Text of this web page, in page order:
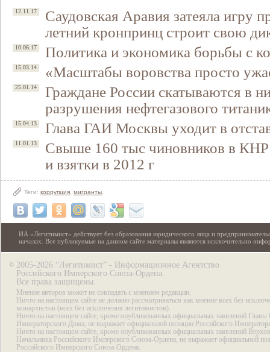
12.11.17
Саудовская Аравия затеяла игру
летний кронпринц строит свою
10.06.17 Политика и экономика борьбы с
15.03.14 «Масштабы воровства просто
25.01.14
Граждане России скатываются в
разрушения нефтегазового
15.04.13 Глава ГАИ Москвы уходит в
11.01.13
Свыше 160 тыс чиновников в КНР
и взятки в 2012 г
Теги: коррупция мигранты
ИА «Легитимист» действует без образования юридического лица и
началах. Все публикуемые на данном сайте материалы являются исключительно
© 2005-2026 “Легитимист” - Информационное Агентство
Российского Имперского Союза-Ордена.
Все права защищены.
Мнение авторов может не совпадать с мнением редакции.
Ничто на настоящем сайте не должно рассматриваться как мнение всех без
монархистов (всех без исключения легитимистов).
Ничто на настоящем сайте, кроме опубликованных официальных заявлений Главы
Императорского Дома, не выражает официальной позиции Российского
Ничто на настоящем сайте, кроме опубликованных официальных заявлений
Начальника Российского Имперского Союза-Ордена, не выражает официальной
Российского Имперского Союза-Ордена.